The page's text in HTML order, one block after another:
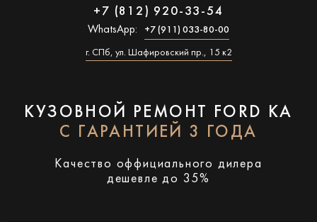
+7 (812) 920-33-54
WhatsApp: +7 (911) 033-80-00
г. СПб, ул. Шафировский пр., 15 к2
КУЗОВНОЙ РЕМОНТ FORD KA
С ГАРАНТИЕЙ 3 ГОДА
Качество оффициального дилера
дешевле до 35%